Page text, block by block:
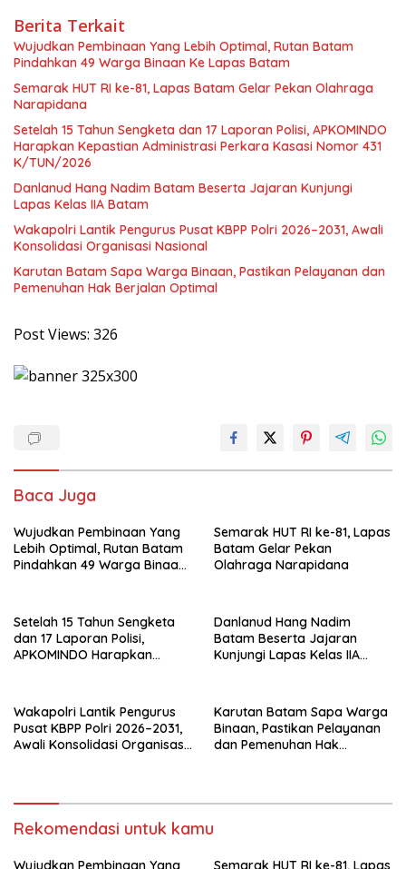
Berita Terkait
Wujudkan Pembinaan Yang Lebih Optimal, Rutan Batam
Pindahkan 49 Warga Binaan Ke Lapas Batam
Semarak HUT RI ke-81, Lapas Batam Gelar Pekan Olahraga
Narapidana
Setelah 15 Tahun Sengketa dan 17 Laporan Polisi, APKOMINDO
Harapkan Kepastian Administrasi Perkara Kasasi Nomor 431
K/TUN/2026
Danlanud Hang Nadim Batam Beserta Jajaran Kunjungi
Lapas Kelas IIA Batam
Wakapolri Lantik Pengurus Pusat KBPP Polri 2026–2031, Awali
Konsolidasi Organisasi Nasional
Karutan Batam Sapa Warga Binaan, Pastikan Pelayanan dan
Pemenuhan Hak Berjalan Optimal
Post Views: 326
Baca Juga
Wujudkan Pembinaan Yang
Lebih Optimal, Rutan Batam
Pindahkan 49 Warga Binaan
Semarak HUT RI ke-81, Lapas
Batam Gelar Pekan
Olahraga Narapidana
Setelah 15 Tahun Sengketa
dan 17 Laporan Polisi,
APKOMINDO Harapkan
K/TUN/2026
Danlanud Hang Nadim
Batam Beserta Jajaran
Kunjungi Lapas Kelas IIA
Wakapolri Lantik Pengurus
Pusat KBPP Polri 2026–2031,
Awali Konsolidasi Organisasi
Karutan Batam Sapa Warga
Binaan, Pastikan Pelayanan
dan Pemenuhan Hak
Rekomendasi untuk kamu
Wujudkan Pembinaan Yang Semarak HUT RI ke-81, Lapas